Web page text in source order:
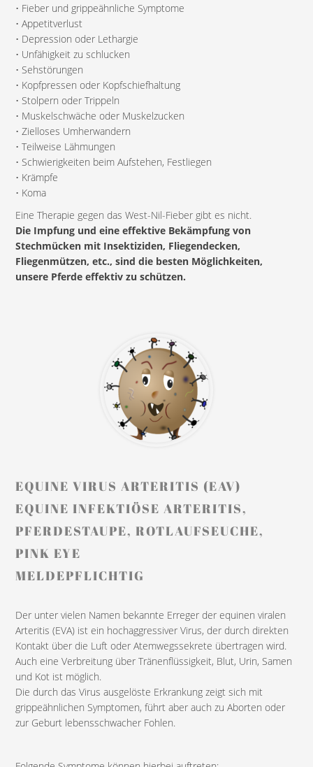
• Fieber und grippeähnliche Symptome
• Appetitverlust
• Depression oder Lethargie
• Unfähigkeit zu schlucken
• Sehstörungen
• Kopfpressen oder Kopfschiefhaltung
• Stolpern oder Trippeln
• Muskelschwäche oder Muskelzucken
• Zielloses Umherwandern
• Teilweise Lähmungen
• Schwierigkeiten beim Aufstehen, Festliegen
• Krämpfe
• Koma
Eine Therapie gegen das West-Nil-Fieber gibt es nicht.
Die Impfung und eine effektive Bekämpfung von
Stechmücken mit Insektiziden, Fliegendecken,
Fliegenmützen, etc., sind die besten Möglichkeiten,
unsere Pferde effektiv zu schützen.
EQUINE VIRUS ARTERITIS (EAV)
EQUINE INFEKTIÖSE ARTERITIS,
PFERDESTAUPE, ROTLAUFSEUCHE,
PINK EYE
MELDEPFLICHTIG
Der unter vielen Namen bekannte Erreger der equinen viralen
Arteritis (EVA) ist ein hochaggressiver Virus, der durch direkten
Kontakt über die Luft oder Atemwegssekrete übertragen wird.
Auch eine Verbreitung über Tränenflüssigkeit, Blut, Urin, Samen
und Kot ist möglich.
Die durch das Virus ausgelöste Erkrankung zeigt sich mit
grippeähnlichen Symptomen, führt aber auch zu Aborten oder
zur Geburt lebensschwacher Fohlen.